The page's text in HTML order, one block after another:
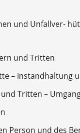
und Unfallver-
und Tritten
– Instandhaltung
Tritten –
Person und des